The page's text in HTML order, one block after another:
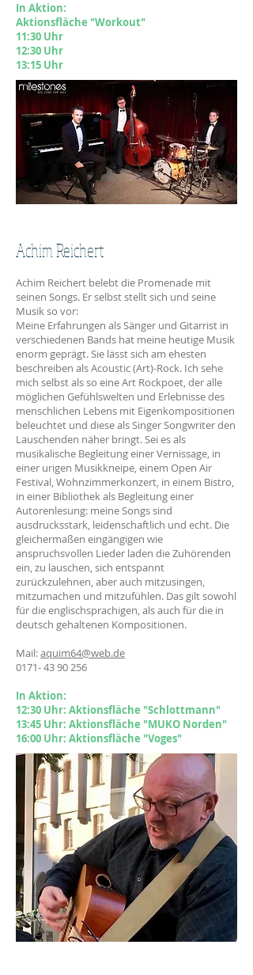
In Aktion:
Aktionsfläche "Workout"
11:30 Uhr
12:30 Uhr
13:15 Uhr
Achim Reichert
Achim Reichert belebt die Promenade mit
seinen Songs. Er selbst stellt sich und seine
Musik so vor:
Meine Erfahrungen als Sänger und Gitarrist in
verschiedenen Bands hat meine heutige Musik
enorm geprägt. Sie lässt sich am ehesten
beschreiben als Acoustic (Art)-Rock. Ich sehe
mich selbst als so eine Art Rockpoet, der alle
möglichen Gefühlswelten und Erlebnisse des
menschlichen Lebens mit Eigenkompositionen
beleuchtet und diese als Singer Songwriter den
Lauschenden näher bringt. Sei es als
musikalische Begleitung einer Vernissage, in
einer urigen Musikkneipe, einem Open Air
Festival, Wohnzimmerkonzert, in einem Bistro,
in einer Bibliothek als Begleitung einer
Autorenlesung: meine Songs sind
ausdrucksstark, leidenschaftlich und echt. Die
gleichermaßen eingängigen wie
anspruchsvollen Lieder laden die Zuhörenden
ein, zu lauschen, sich entspannt
zurückzulehnen, aber auch mitzusingen,
mitzumachen und mitzufühlen. Das gilt sowohl
für die englischsprachigen, als auch für die in
deutsch gehaltenen Kompositionen.
Mail:aquim64@web.de
0171- 43 90 256
In Aktion:
12:30 Uhr: Aktionsfläche "Schlottmann"
13:45 Uhr: Aktionsfläche "MUKO Norden"
16:00 Uhr: Aktionsfläche "Voges"